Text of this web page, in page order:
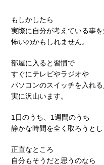
もしかしたら
実際に自分が考えている事
怖いのかもしれません。
部屋に入ると習慣で
すぐにテレビやラジオや
パソコンのスイッチを入れ
実に沢山います。
1日のうち、1週間のうち
静かな時間を全く取ろうとし
正直なところ
自分もそうだと思うのなら